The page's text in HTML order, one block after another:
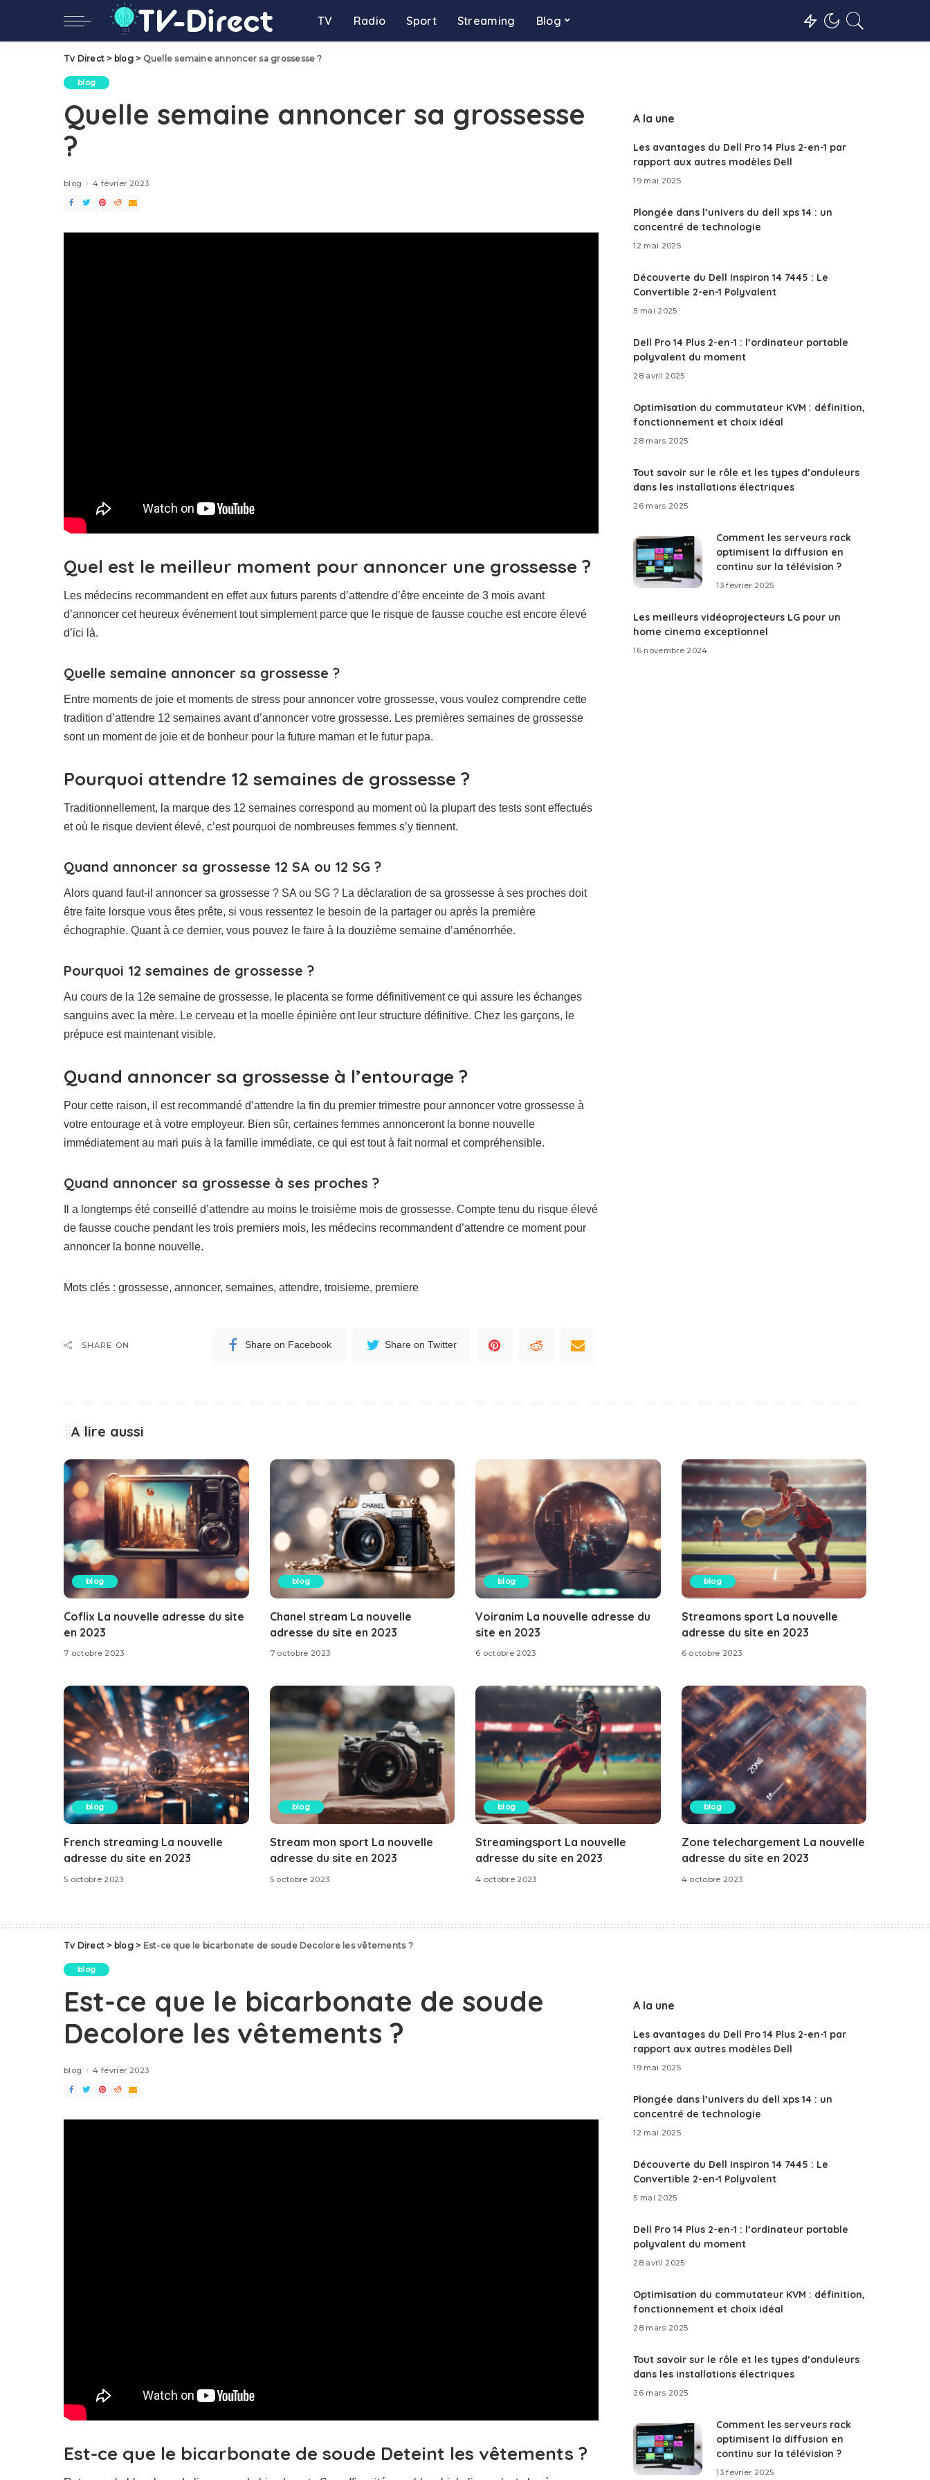
TV Radio Sport Streaming Blog
Tv Direct > blog> Quelle semaine annoncer sa grossesse ?
blog
Quelle semaine annoncer sa grossesse
?
blog 4 février 2023
Quel est le meilleur moment pour annoncer une grossesse ?
Les médecins recommandent en effet aux futurs parents d’attendre d’être enceinte de 3 mois avant
d’annoncer cet heureux événement tout simplement parce que le risque de fausse couche est encore élevé
d’ici là.
Quelle semaine annoncer sa grossesse ?
Entre moments de joie et moments de stress pour annoncer votre grossesse, vous voulez comprendre cette
tradition d’attendre 12 semaines avant d’annoncer votre grossesse. Les premières semaines de grossesse
sont un moment de joie et de bonheur pour la future maman et le futur papa.
Pourquoi attendre 12 semaines de grossesse ?
Traditionnellement, la marque des 12 semaines correspond au moment où la plupart des tests sont effectués
et où le risque devient élevé, c’est pourquoi de nombreuses femmes s’y tiennent.
Quand annoncer sa grossesse 12 SA ou 12 SG ?
Alors quand faut-il annoncer sa grossesse ? SA ou SG ? La déclaration de sa grossesse à ses proches doit
être faite lorsque vous êtes prête, si vous ressentez le besoin de la partager ou après la première
échographie. Quant à ce dernier, vous pouvez le faire à la douzième semaine d’aménorrhée.
Pourquoi 12 semaines de grossesse ?
Au cours de la 12e semaine de grossesse, le placenta se forme définitivement ce qui assure les échanges
sanguins avec la mère. Le cerveau et la moelle épinière ont leur structure définitive. Chez les garçons, le
prépuce est maintenant visible.
Quand annoncer sa grossesse à l’entourage ?
Pour cette raison, il est recommandé d’attendre la fin du premier trimestre pour annoncer votre grossesse à
votre entourage et à votre employeur. Bien sûr, certaines femmes annonceront la bonne nouvelle
immédiatement au mari puis à la famille immédiate, ce qui est tout à fait normal et compréhensible.
Quand annoncer sa grossesse à ses proches ?
Il a longtemps été conseillé d’attendre au moins le troisième mois de grossesse. Compte tenu du risque élevé
de fausse couche pendant les trois premiers mois, les médecins recommandent d’attendre ce moment pour
annoncer la bonne nouvelle.
Mots clés : grossesse, annoncer, semaines, attendre, troisieme, premiere
SHARE ON Share on Facebook Share on Twitter
A la une
Les avantages du Dell Pro 14 Plus 2-en-1 par
rapport aux autres modèles Dell
19 mai 2025
Plongée dans l’univers du dell xps 14 : un
concentré de technologie
12 mai 2025
Découverte du Dell Inspiron 14 7445 : Le
Convertible 2-en-1 Polyvalent
5 mai 2025
Dell Pro 14 Plus 2-en-1 : l’ordinateur portable
polyvalent du moment
28 avril 2025
Optimisation du commutateur KVM : définition,
fonctionnement et choix idéal
28 mars 2025
Tout savoir sur le rôle et les types d’onduleurs
dans les installations électriques
26 mars 2025
Comment les serveurs rack
optimisent la diffusion en
continu sur la télévision ?
13 février 2025
Les meilleurs vidéoprojecteurs LG pour un
home cinema exceptionnel
16 novembre 2024
A lire aussi
blog
Coflix La nouvelle adresse du site
en 2023
7 octobre 2023
blog
Chanel stream La nouvelle
adresse du site en 2023
7 octobre 2023
blog
Voiranim La nouvelle adresse du
site en 2023
6 octobre 2023
blog
Streamons sport La nouvelle
adresse du site en 2023
6 octobre 2023
blog
French streaming La nouvelle
adresse du site en 2023
5 octobre 2023
blog
Stream mon sport La nouvelle
adresse du site en 2023
5 octobre 2023
blog
Streamingsport La nouvelle
adresse du site en 2023
4 octobre 2023
blog
Zone telechargement La nouvelle
adresse du site en 2023
4 octobre 2023
Tv Direct > blog> Est-ce que le bicarbonate de soude Decolore les vêtements ?
blog
Est-ce que le bicarbonate de soude
Decolore les vêtements ?
blog 4 février 2023
Est-ce que le bicarbonate de soude Deteint les vêtements ?
A la une
Les avantages du Dell Pro 14 Plus 2-en-1 par
rapport aux autres modèles Dell
19 mai 2025
Plongée dans l’univers du dell xps 14 : un
concentré de technologie
12 mai 2025
Découverte du Dell Inspiron 14 7445 : Le
Convertible 2-en-1 Polyvalent
5 mai 2025
Dell Pro 14 Plus 2-en-1 : l’ordinateur portable
polyvalent du moment
28 avril 2025
Optimisation du commutateur KVM : définition,
fonctionnement et choix idéal
28 mars 2025
Tout savoir sur le rôle et les types d’onduleurs
dans les installations électriques
26 mars 2025
Comment les serveurs rack
optimisent la diffusion en
continu sur la télévision ?
13 février 2025